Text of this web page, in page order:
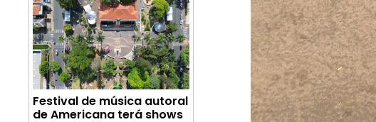
Festival de música autoral
de Americana terá shows